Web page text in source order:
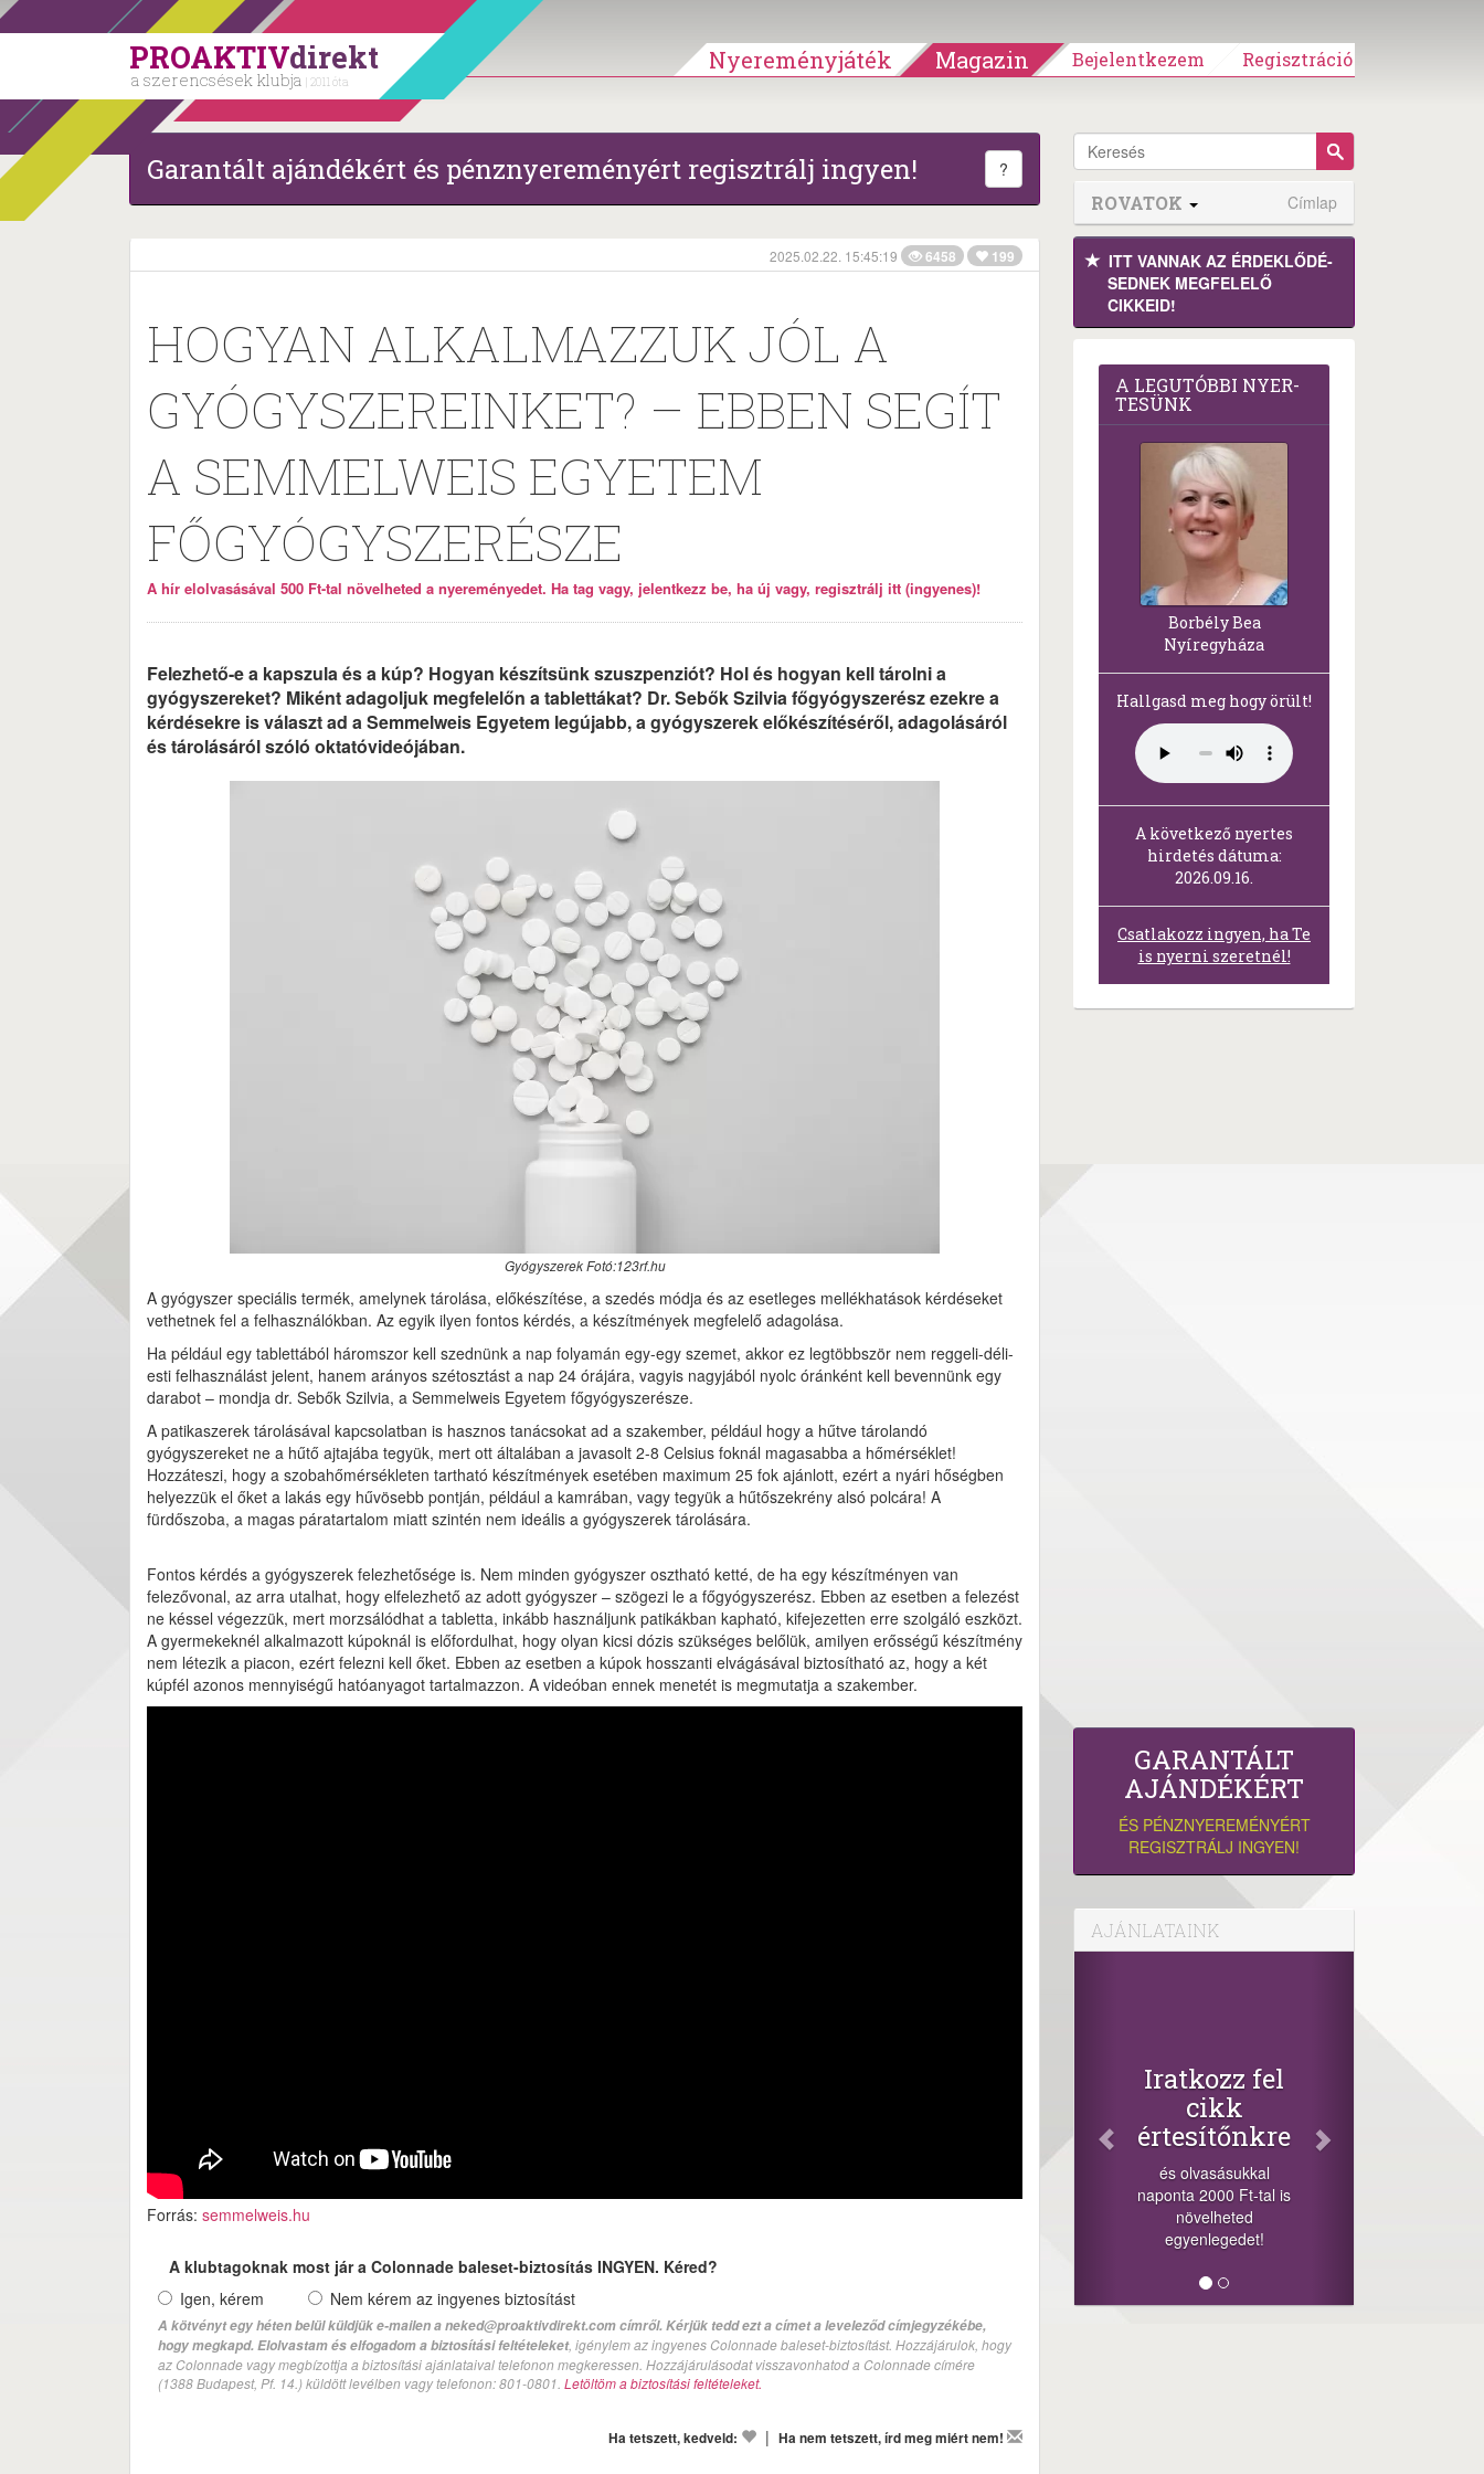
PROAKTIVdirekt
a szerencsések klubja | 2011 óta
Nyereményjáték Magazin Bejelentkezem Regisztráció
Garantált ajándékért és pénznyereményért regisztrálj ingyen! ?
2025.02.22. 15:45:19 6458 199
HOGYAN ALKALMAZZUK JÓL A
GYÓGYSZEREINKET? – EBBEN SEGÍT
A SEMMELWEIS EGYETEM
FŐGYÓGYSZERÉSZE
A hír elolvasásával 500 Ft-tal növelheted a nyereményedet. Ha tag vagy, jelentkezz be, ha új vagy, regisztrálj itt (ingyenes)!
Felezhető-e a kapszula és a kúp? Hogyan készítsünk szuszpenziót? Hol és hogyan kell tárolni a
gyógyszereket? Miként adagoljuk megfelelőn a tablettákat? Dr. Sebők Szilvia főgyógyszerész ezekre a
kérdésekre is választ ad a Semmelweis Egyetem legújabb, a gyógyszerek előkészítéséről, adagolásáról
és tárolásáról szóló oktatóvideójában.
Gyógyszerek Fotó:123rf.hu
A gyógyszer speciális termék, amelynek tárolása, előkészítése, a szedés módja és az esetleges mellékhatások kérdéseket
vethetnek fel a felhasználókban. Az egyik ilyen fontos kérdés, a készítmények megfelelő adagolása.
Ha például egy tablettából háromszor kell szednünk a nap folyamán egy-egy szemet, akkor ez legtöbbször nem reggeli-déli-
esti felhasználást jelent, hanem arányos szétosztást a nap 24 órájára, vagyis nagyjából nyolc óránként kell bevennünk egy
darabot – mondja dr. Sebők Szilvia, a Semmelweis Egyetem főgyógyszerésze.
A patikaszerek tárolásával kapcsolatban is hasznos tanácsokat ad a szakember, például hogy a hűtve tárolandó
gyógyszereket ne a hűtő ajtajába tegyük, mert ott általában a javasolt 2-8 Celsius foknál magasabba a hőmérséklet!
Hozzáteszi, hogy a szobahőmérsékleten tartható készítmények esetében maximum 25 fok ajánlott, ezért a nyári hőségben
helyezzük el őket a lakás egy hűvösebb pontján, például a kamrában, vagy tegyük a hűtőszekrény alsó polcára! A
fürdőszoba, a magas páratartalom miatt szintén nem ideális a gyógyszerek tárolására.
Fontos kérdés a gyógyszerek felezhetősége is. Nem minden gyógyszer osztható ketté, de ha egy készítményen van
felezővonal, az arra utalhat, hogy elfelezhető az adott gyógyszer – szögezi le a főgyógyszerész. Ebben az esetben a felezést
ne késsel végezzük, mert morzsálódhat a tabletta, inkább használjunk patikákban kapható, kifejezetten erre szolgáló eszközt.
A gyermekeknél alkalmazott kúpoknál is előfordulhat, hogy olyan kicsi dózis szükséges belőlük, amilyen erősségű készítmény
nem létezik a piacon, ezért felezni kell őket. Ebben az esetben a kúpok hosszanti elvágásával biztosítható az, hogy a két
kúpfél azonos mennyiségű hatóanyagot tartalmazzon. A videóban ennek menetét is megmutatja a szakember.
Forrás: semmelweis.hu
A klubtagoknak most jár a Colonnade baleset-biztosítás INGYEN. Kéred?
Igen, kérem
Nem kérem az ingyenes biztosítást
A kötvényt egy héten belül küldjük e-mailen a neked@proaktivdirekt.com címről. Kérjük tedd ezt a címet a leveleződ címjegyzékébe,
hogy megkapd. Elolvastam és elfogadom a biztosítási feltételeket, igénylem az ingyenes Colonnade baleset-biztosítást. Hozzájárulok, hogy
az Colonnade vagy megbízottja a biztosítási ajánlataival telefonon megkeressen. Hozzájárulásodat visszavonhatod a Colonnade címére
(1388 Budapest, Pf. 14.) küldött levélben vagy telefonon: 801-0801. Letöltöm a biztosítási feltételeket.
Ha tetszett, kedveld: | Ha nem tetszett, írd meg miért nem!
ROVATOK Címlap
ITT VANNAK AZ ÉRDEK­LŐDÉ­
SEDNEK MEGFE­LELŐ
CIKKEID!
A LEG­U­TÓB­BI NYER­
TE­SÜNK
Borbély Bea
Nyíregyháza
Hallgasd meg hogy örült!
A következő nyertes
hirdetés dátuma:
2026.09.16.
Csatlakozz ingyen, ha Te
is nyerni szeretnél!
GARANTÁLT
AJÁNDÉKÉRT
ÉS PÉNZNYEREMÉNYÉRT
REGISZTRÁLJ INGYEN!
AJÁNLATAINK
értesítőnkre
naponta 2000 Ft-tal is
-nyeremény növelés jár
sorsolás napján! A
lehetőséget. Lájkolj is